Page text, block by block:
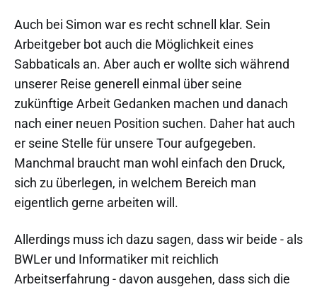
Auch bei Simon war es recht schnell klar. Sein
Arbeitgeber bot auch die Möglichkeit eines
Sabbaticals an. Aber auch er wollte sich während
unserer Reise generell einmal über seine
zukünftige Arbeit Gedanken machen und danach
nach einer neuen Position suchen. Daher hat auch
er seine Stelle für unsere Tour aufgegeben.
Manchmal braucht man wohl einfach den Druck,
sich zu überlegen, in welchem Bereich man
eigentlich gerne arbeiten will.
Allerdings muss ich dazu sagen, dass wir beide - als
BWLer und Informatiker mit reichlich
Arbeitserfahrung - davon ausgehen, dass sich die